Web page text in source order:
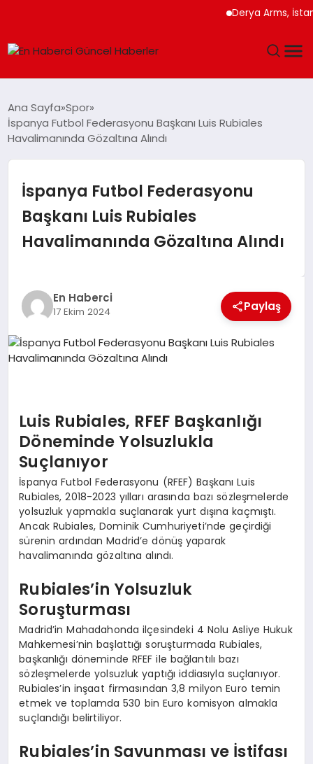
Derya Arms,
SPOR
TEKNOLOJI
MAGAZIN
EKONOMI
EĞITIM
Ana Sayfa Spor
İspanya Futbol Federasyonu Başkanı Luis Rubiales
Havalimanında Gözaltına Alındı
İspanya Futbol Federasyonu
Başkanı Luis Rubiales
Havalimanında Gözaltına Alındı
En Haberci
17 Ekim 2024 Paylaş
Luis Rubiales, RFEF Başkanlığı
Döneminde Yolsuzlukla
Suçlanıyor
İspanya Futbol Federasyonu (RFEF) Başkanı Luis
Rubiales, 2018-2023 yılları arasında bazı sözleşmelerde
yolsuzluk yapmakla suçlanarak yurt dışına kaçmıştı.
Ancak Rubiales, Dominik Cumhuriyeti’nde geçirdiği
sürenin ardından Madrid’e dönüş yaparak
havalimanında gözaltına alındı.
Rubiales’in Yolsuzluk
Soruşturması
Madrid’in Mahadahonda ilçesindeki 4 Nolu Asliye Hukuk
Mahkemesi’nin başlattığı soruşturmada Rubiales,
başkanlığı döneminde RFEF ile bağlantılı bazı
sözleşmelerde yolsuzluk yaptığı iddiasıyla suçlanıyor.
Rubiales’in inşaat firmasından 3,8 milyon Euro temin
etmek ve toplamda 530 bin Euro komisyon almakla
suçlandığı belirtiliyor.
Rubiales’in Savunması ve İstifası